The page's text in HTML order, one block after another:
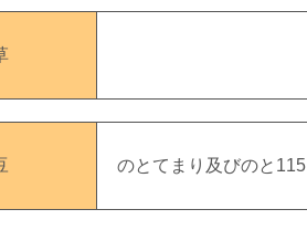
のとてまり及びのと115